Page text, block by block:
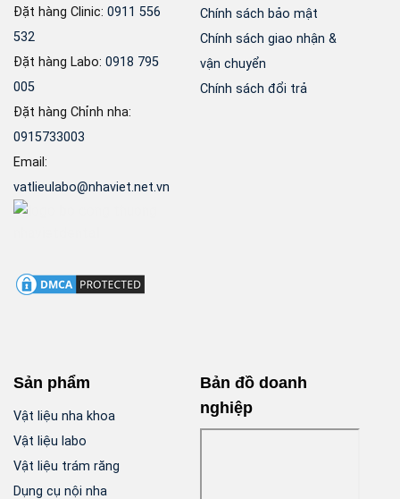
Đặt hàng Clinic: 0911 556
532
Đặt hàng Labo: 0918 795
005
Đặt hàng Chỉnh nha:
0915733003
Email:
vatlieulabo@nhaviet.net.vn
Chính sách bảo mật
Chính sách giao nhận &
vận chuyển
Chính sách đổi trả
Sản phẩm
Vật liệu nha khoa
Vật liệu labo
Vật liệu trám răng
Dụng cụ nội nha
Bản đồ doanh
nghiệp